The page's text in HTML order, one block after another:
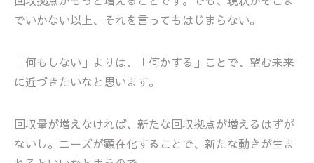
でいかない以上、それを言ってもはじまらない。
「何もしない」よりは、「何かする」ことで、望む未来
に近づきたいなと思います。
回収量が増えなければ、新たな回収拠点が増えるはずが
ないし。ニーズが顕在化することで、新たな動きが生ま